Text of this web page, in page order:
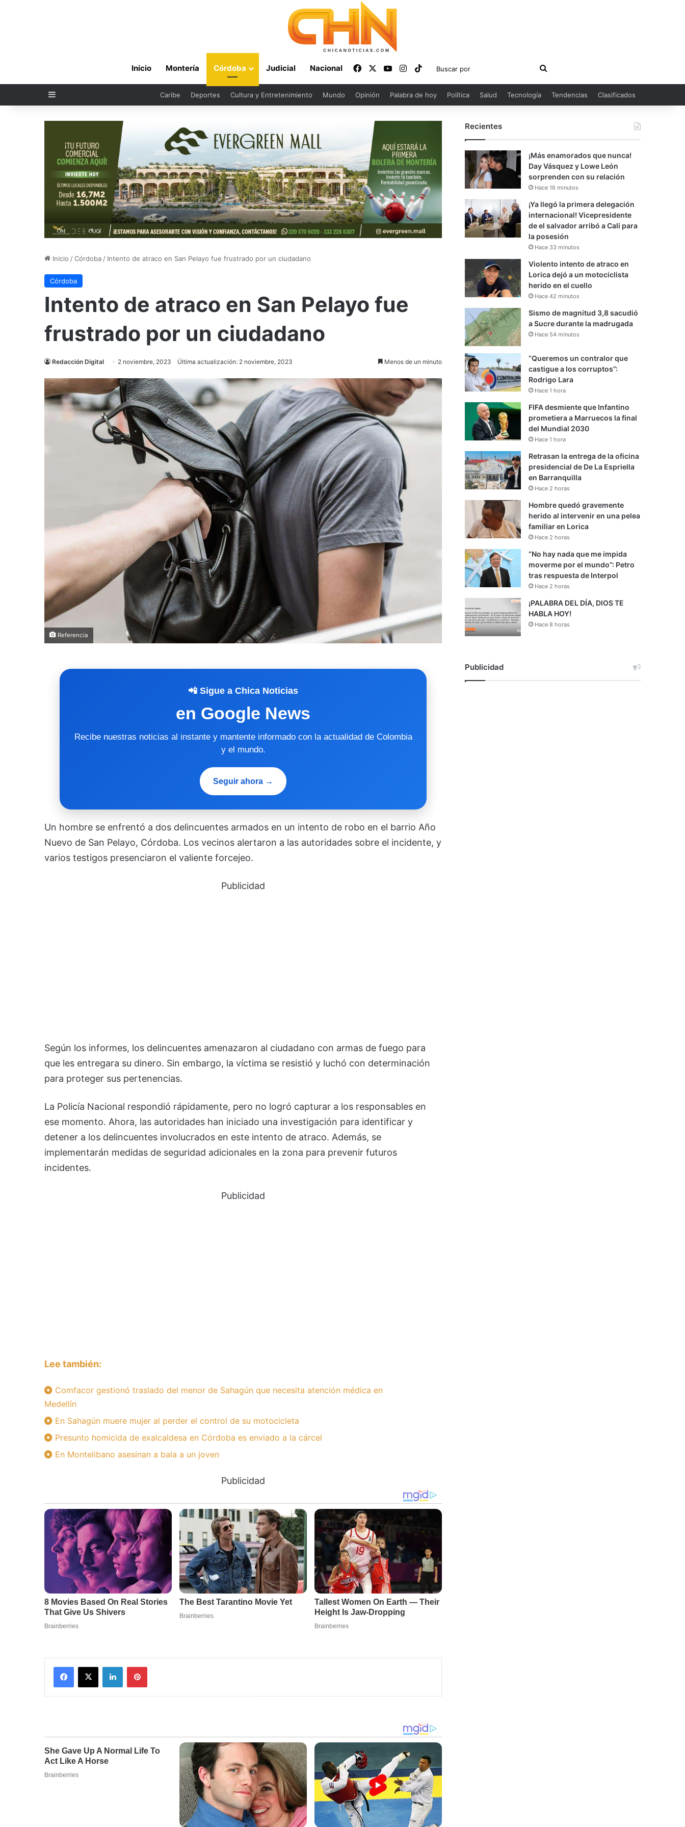
Inicio Montería Córdoba Judicial Nacional FacebookYouTubeInstagram
TikTok
Buscar
por
Sidebar Caribe Deportes Cultura y Entretenimiento Mundo Opinión Palabra de hoy Política Salud Tecnología Tendencias Clasificados
Inicio /Córdoba / Intento de atraco en San Pelayo fue frustrado por un ciudadano
Córdoba
Intento de atraco en San Pelayo fue
frustrado por un ciudadano
Redacción Digital 2 noviembre, 2023 Última actualización: 2 noviembre, 2023 Menos de un minuto
Referencia
📲 Sigue a Chica Noticias
en Google News
Recibe nuestras noticias al instante y mantente informado con la actualidad de Colombia
y el mundo.
Seguir ahora →
Un hombre se enfrentó a dos delincuentes armados en un intento de robo en el barrio Año
Nuevo de San Pelayo, Córdoba. Los vecinos alertaron a las autoridades sobre el incidente, y
varios testigos presenciaron el valiente forcejeo.
Publicidad
Según los informes, los delincuentes amenazaron al ciudadano con armas de fuego para
que les entregara su dinero. Sin embargo, la víctima se resistió y luchó con determinación
para proteger sus pertenencias.
La Policía Nacional respondió rápidamente, pero no logró capturar a los responsables en
ese momento. Ahora, las autoridades han iniciado una investigación para identificar y
detener a los delincuentes involucrados en este intento de atraco. Además, se
implementarán medidas de seguridad adicionales en la zona para prevenir futuros
incidentes.
Publicidad
Lee también:
Comfacor gestionó traslado del menor de Sahagún que necesita atención médica en
Medellín
En Sahagún muere mujer al perder el control de su motocicleta
Presunto homicida de exalcaldesa en Córdoba es enviado a la cárcel
En Montelibano asesinan a bala a un joven
Publicidad
Facebook
X LinkedInPinterest
Recientes
¡Más enamorados que nunca!
Day Vásquez y Lowe León
sorprenden con su relación
Hace 16 minutos
¡Ya llegó la primera delegación
internacional! Vicepresidente
de el salvador arribó a Cali para
la posesión
Hace 33 minutos
Violento intento de atraco en
Lorica dejó a un motociclista
herido en el cuello
Hace 42 minutos
Sismo de magnitud 3,8 sacudió
a Sucre durante la madrugada
Hace 54 minutos
“Queremos un contralor que
castigue a los corruptos”:
Rodrigo Lara
Hace 1 hora
FIFA desmiente que Infantino
prometiera a Marruecos la final
del Mundial 2030
Hace 1 hora
Retrasan la entrega de la oficina
presidencial de De La Espriella
en Barranquilla
Hace 2 horas
Hombre quedó gravemente
herido al intervenir en una pelea
familiar en Lorica
Hace 2 horas
“No hay nada que me impida
moverme por el mundo”: Petro
tras respuesta de Interpol
Hace 2 horas
¡PALABRA DEL DÍA, DIOS TE
HABLA HOY!
Hace 8 horas
Publicidad